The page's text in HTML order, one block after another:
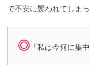
で不安に襲われてしま
◎ 「私は今何に集